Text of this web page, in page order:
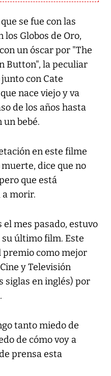
se fue con las
los Globos de Oro,
un óscar por "The
Button", la peculiar
con Cate
nace viejo y va
de los años hasta
bebé.
en este filme
dice que no
que está
a morir.
mes pasado, estuvo
último film. Este
premio como mejor
y Televisión
siglas en inglés) por
tanto miedo de
de cómo voy a
prensa esta